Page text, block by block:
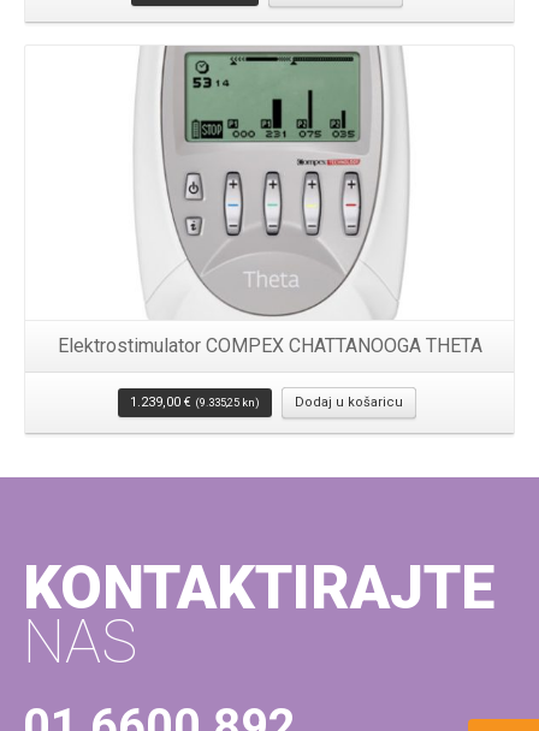
Elektrostimulator COMPEX CHATTANOOGA THETA
1.239,00 € (9.335,25 kn) Dodaj u košaricu
KONTAKTIRAJTE
NAS